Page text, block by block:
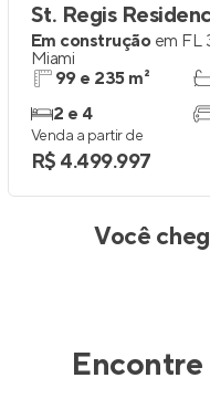
St. Regis
Em construção em FL
Miami
99 e 235 m²
2 e 4
Venda a partir de
R$ 4.499.997
Você
Encontre